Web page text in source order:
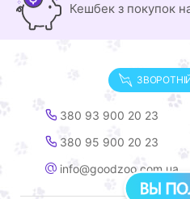
Кешбек з покупок
380 93 900 20 23
380 95 900 20 23
info@goodzoo.com.ua